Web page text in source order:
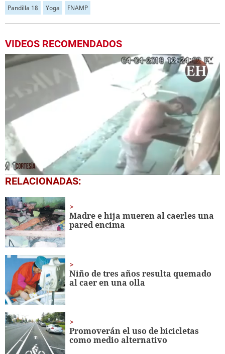
Pandilla 18 Yoga FNAMP
VIDEOS RECOMENDADOS
0
seconds
52
seconds
RELACIONADAS:
Madre e hija mueren al caerles una
pared encima
Niño de tres años resulta quemado
al caer en una olla
Promoverán el uso de bicicletas
como medio alternativo